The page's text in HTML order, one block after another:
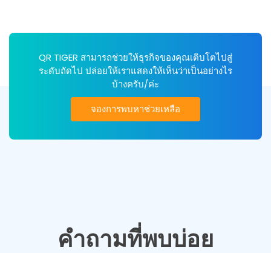
QR TIGER สามารถช่วยให้ธุรกิจของคุณเติบโตไปสู่
ระดับถัดไป ปล่อยให้เราแสดงให้เห็นว่าเป็นอย่างไร
บ้างครับ/ค่ะ
จองการพบหาช่วยเหลือ
คำถามที่พบบ่อย